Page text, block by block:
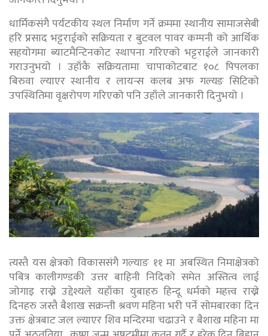
धार्मिकसंगै पर्यटकीय स्थल निर्माण गर्ने क्रममा स्थानीय सामाजसेबी
हरि प्रसाद भट्टराईको सक्रियता र बुटवल पावर कम्पनी को आर्थिक
सहयोगमा ब्याटमैन्टिनकोट स्थापना गरिएको भट्टराईले जानकारी
गराउनुभयो । उहाँकै सक्रियतामा चापाकोटबाट १०८ पिपलका
बिरुवा ल्याएर स्थानीय र लायन्स कलब अफ गल्यङ सिटिको
उपस्थितिमा वृक्षरोपण गरिएको पनि उहाँले जानकारी दिनुभयो ।
त्यस्तै यस क्षेत्रको विकाससंगै गल्याङ ११ मा अबस्थित निमाक्षेत्रको
पबित्र कालीगण्डकी उत्तर बाहिनी निदिको समेत अस्तित्व लाई
जोगाइ राख्ने उद्देश्यले यहाँका युबाहरु हिन्दू धर्मको महत्त्व राख्ने
दिनहरु जस्तै बैशाख सक्रन्ती श्रवण महिना भरी पर्ने सोमबारका दिन
उक्त क्षेत्रबाट जल ल्याएर शिव मन्दिरमा चढाउने र बैशाख महिना मा